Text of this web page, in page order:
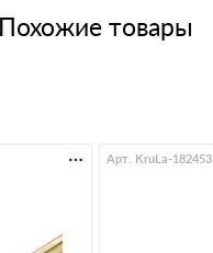
Похожие товары
Арт. KruLa-182453